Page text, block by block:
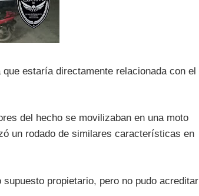
estaría directamente relacionada con el
del hecho se movilizaban en una moto
un rodado de similares características en
propietario, pero no pudo acreditar